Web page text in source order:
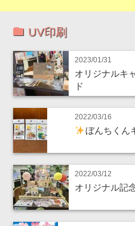
UV印刷
2023/01/31
オリジナルキ
ド
2022/03/16
ぼんちくん
2022/03/12
オリジナル記